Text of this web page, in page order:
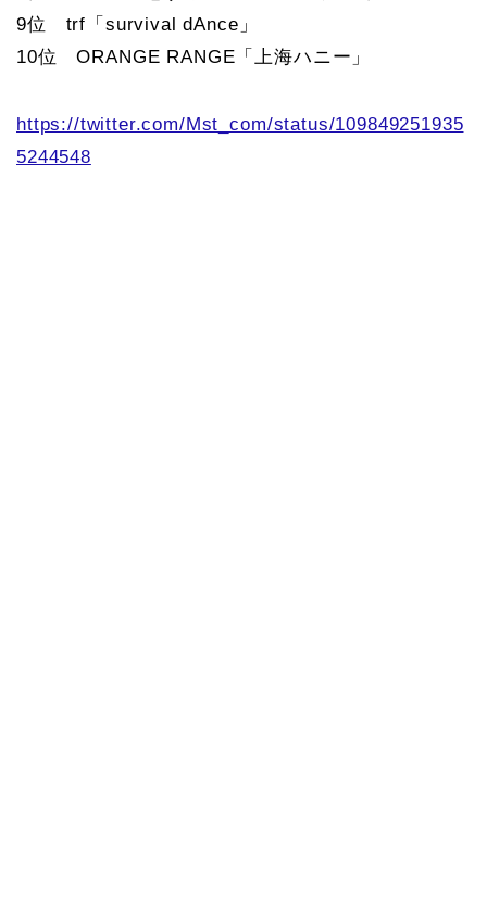
9位 trf「survival dAnce」
10位 ORANGE RANGE「上海ハニー」
https://twitter.com/Mst_com/status/109849251935
5244548